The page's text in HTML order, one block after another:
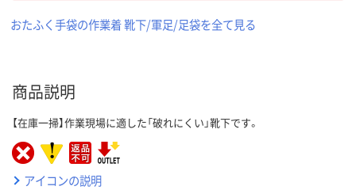
おたふく手袋の作業着 靴下/軍足/足袋を全て見る
商品説明
【在庫一掃】作業現場に適した「破れにくい」靴下です。
アイコンの説明